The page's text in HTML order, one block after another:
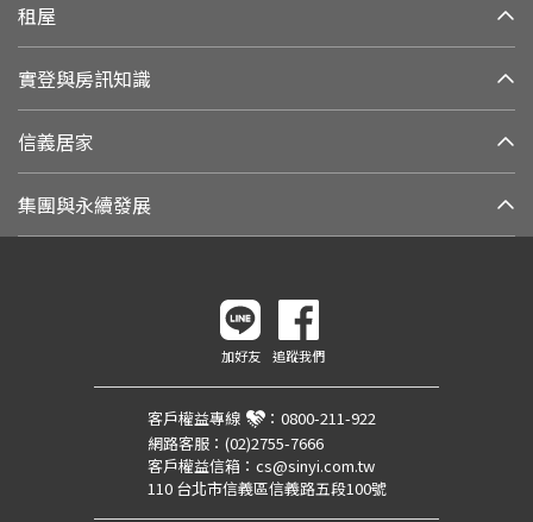
租屋
實登與房訊知識
信義居家
集團與永續發展
加好友 追蹤我們
客戶權益專線 ： 0800-211-922
網路客服： (02)2755-7666
客戶權益信箱： cs@sinyi.com.tw
110 台北市信義區信義路五段100號